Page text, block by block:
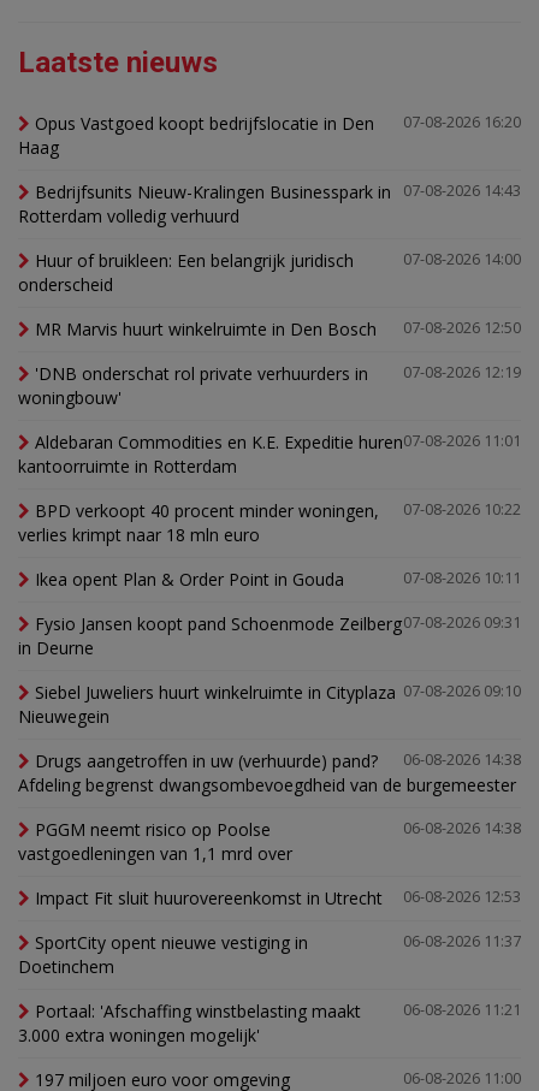
Laatste nieuws
07-08-2026 16:20
Opus Vastgoed koopt bedrijfslocatie in Den
Haag
07-08-2026 14:43
Bedrijfsunits Nieuw-Kralingen Businesspark in
Rotterdam volledig verhuurd
07-08-2026 14:00
Huur of bruikleen: Een belangrijk juridisch
onderscheid
07-08-2026 12:50
MR Marvis huurt winkelruimte in Den Bosch
07-08-2026 12:19
'DNB onderschat rol private verhuurders in
woningbouw'
07-08-2026 11:01
Aldebaran Commodities en K.E. Expeditie huren
kantoorruimte in Rotterdam
07-08-2026 10:22
BPD verkoopt 40 procent minder woningen,
verlies krimpt naar 18 mln euro
07-08-2026 10:11
Ikea opent Plan & Order Point in Gouda
07-08-2026 09:31
Fysio Jansen koopt pand Schoenmode Zeilberg
in Deurne
07-08-2026 09:10
Siebel Juweliers huurt winkelruimte in Cityplaza
Nieuwegein
06-08-2026 14:38
Drugs aangetroffen in uw (verhuurde) pand?
Afdeling begrenst dwangsombevoegdheid van de burgemeester
06-08-2026 14:38
PGGM neemt risico op Poolse
vastgoedleningen van 1,1 mrd over
06-08-2026 12:53
Impact Fit sluit huurovereenkomst in Utrecht
06-08-2026 11:37
SportCity opent nieuwe vestiging in
Doetinchem
06-08-2026 11:21
Portaal: 'Afschaffing winstbelasting maakt
3.000 extra woningen mogelijk'
06-08-2026 11:00
197 miljoen euro voor omgeving